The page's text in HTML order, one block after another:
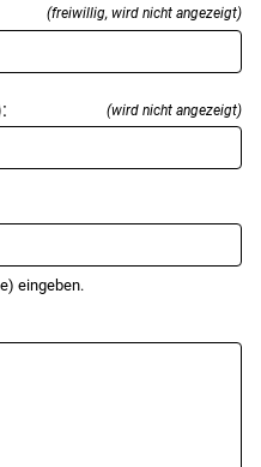
(freiwillig, wird nicht angezeigt)
(wird nicht angezeigt)
eingeben.